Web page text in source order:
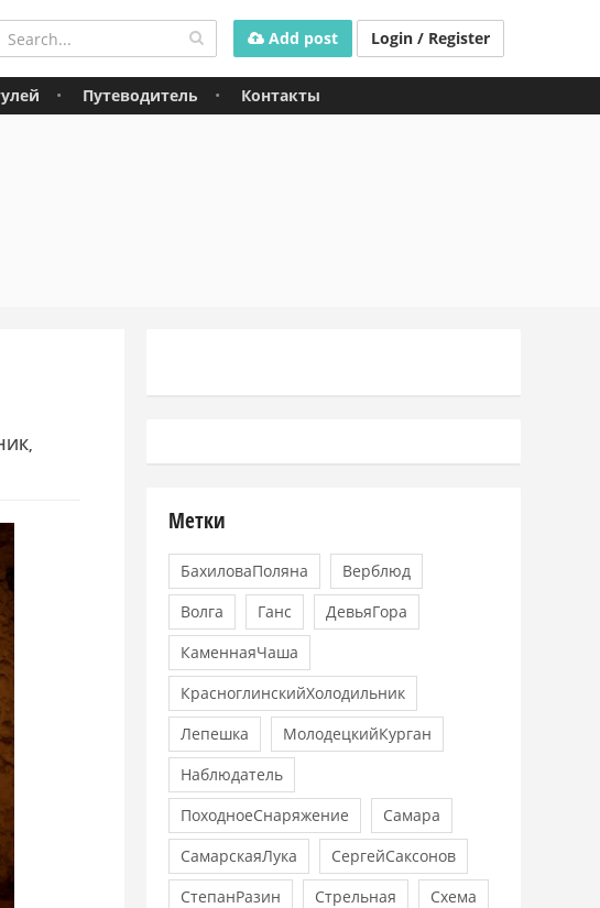
Add post Login / Register
Путеводитель Контакты
,
Метки
БахиловаПоляна
Верблюд
Волга
Ганс
ДевьяГора
КаменнаяЧаша
КрасноглинскийХолодильник
Лепешка
МолодецкийКурган
Наблюдатель
ПоходноеСнаряжение
Самара
СамарскаяЛука
СергейСаксонов
СтепанРазин
Стрельная
Схема